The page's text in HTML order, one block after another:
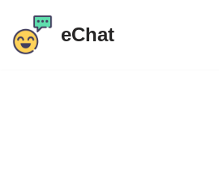
Preskoči eChat